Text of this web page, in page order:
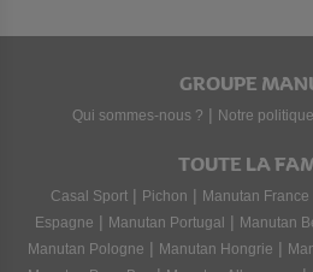
GROUPE
Qui sommes-nous ? | Notre
TOUTE LA
Casal Sport | Pichon | Manutan France
Espagne | Manutan Portugal | Manutan
Manutan Pologne | Manutan Hongrie |